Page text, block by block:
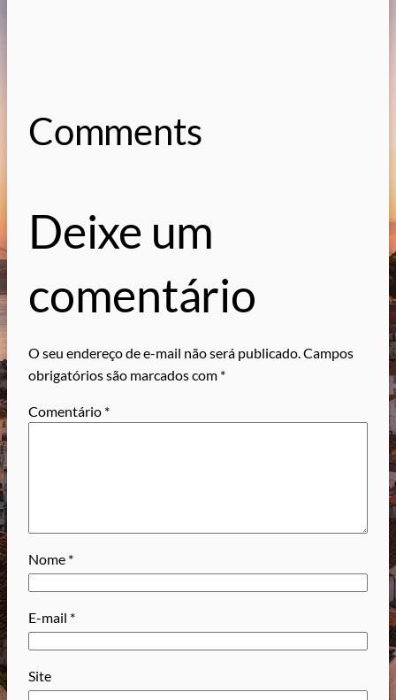
Comments
Deixe um
comentário
O seu endereço de e-mail não será publicado. Campos
obrigatórios são marcados com *
Comentário *
Nome *
E-mail *
Site